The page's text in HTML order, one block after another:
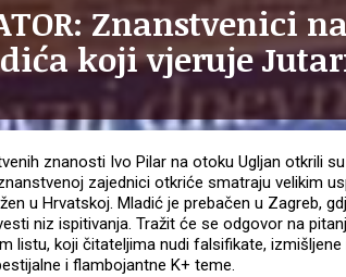
Znanstvenici
koji vjeruje
znanosti Ivo Pilar na otoku Ugljan otkrili
zajednici otkriće smatraju velikim
u Hrvatskoj. Mladić je prebačen u Zagreb,
niz ispitivanja. Tražit će se odgovor na
listu, koji čitateljima nudi falsifikate,
i flambojantne K+ teme.